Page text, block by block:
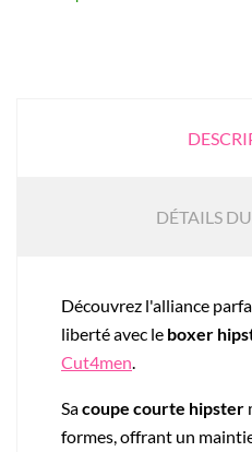
DÉTAILS
Découvrez l'alliance
liberté avec le boxer
Cut4men
Sacoupe courte hipster
formes, offrant un